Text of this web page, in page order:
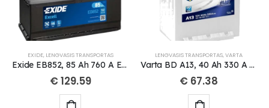
EXIDE, LENGVASIS TRANSPORTAS
Exide EB852, 85 Ah 760 A EN 12V
€ 129.59
LENGVASIS TRANSPORTAS, VARTA
Varta BD A13, 40 Ah 330 A EN 12V
€ 67.38